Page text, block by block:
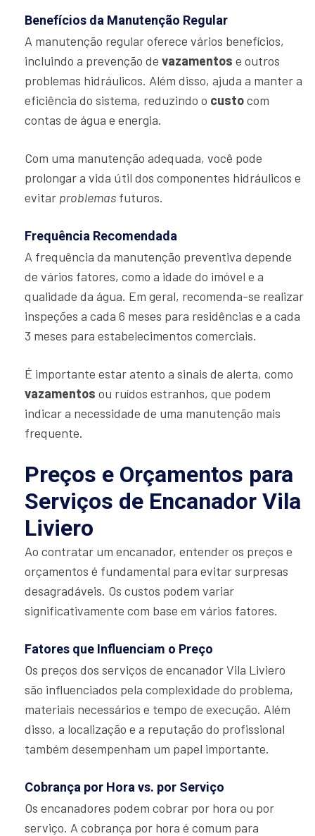
Benefícios da Manutenção Regular
A manutenção regular oferece vários benefícios,
incluindo a prevenção de vazamentos e outros
problemas hidráulicos. Além disso, ajuda a manter a
eficiência do sistema, reduzindo o custocom
contas de água e energia.
Com uma manutenção adequada, você pode
prolongar a vida útil dos componentes hidráulicos e
evitar problemas futuros.
Frequência Recomendada
A frequência da manutenção preventiva depende
de vários fatores, como a idade do imóvel e a
qualidade da água. Em geral, recomenda-se realizar
inspeções a cada 6 meses para residências e a cada
3 meses para estabelecimentos comerciais.
É importante estar atento a sinais de alerta, como
vazamentos ou ruídos estranhos, que podem
indicar a necessidade de uma manutenção mais
frequente.
Preços e Orçamentos para
Serviços de Encanador Vila
Liviero
Ao contratar um encanador, entender os preços e
orçamentos é fundamental para evitar surpresas
desagradáveis. Os custos podem variar
significativamente com base em vários fatores.
Fatores que Influenciam o Preço
Os preços dos serviços de encanador Vila Liviero
são influenciados pela complexidade do problema,
materiais necessários e tempo de execução. Além
disso, a localização e a reputação do profissional
também desempenham um papel importante.
Cobrança por Hora vs. por Serviço
Os encanadores podem cobrar por hora ou por
serviço. A cobrança por hora é comum para